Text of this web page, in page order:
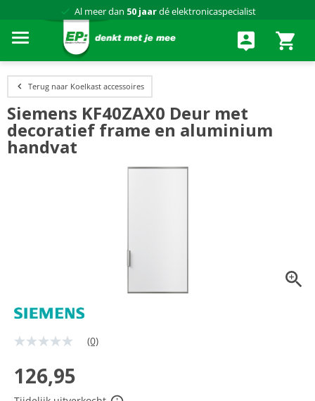
Al meer dan 50 jaardé elektronicaspecialist
Terug naar Koelkast accessoires
Siemens KF40ZAX0 Deur met
decoratief frame en aluminium
handvat
Geen
Dezelfde
paginalink.
(0)
126,95